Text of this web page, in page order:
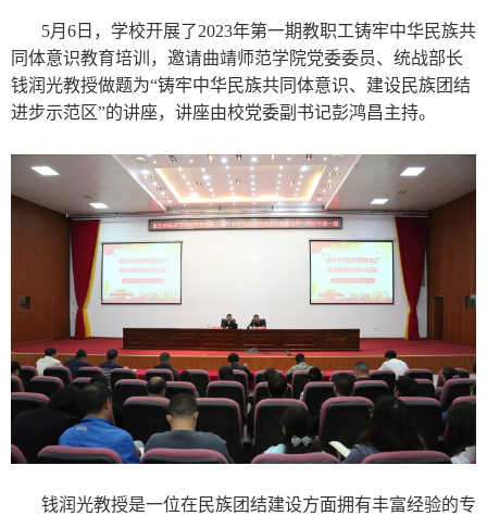
5月6日，学校开展了2023年第一期教职工铸牢中华民族共
同体意识教育培训，邀请曲靖师范学院党委委员、统战部长
钱润光教授做题为“铸牢中华民族共同体意识、建设民族团结
进步示范区”的讲座，讲座由校党委副书记彭鸿昌主持。
钱润光教授是一位在民族团结建设方面拥有丰富经验的专